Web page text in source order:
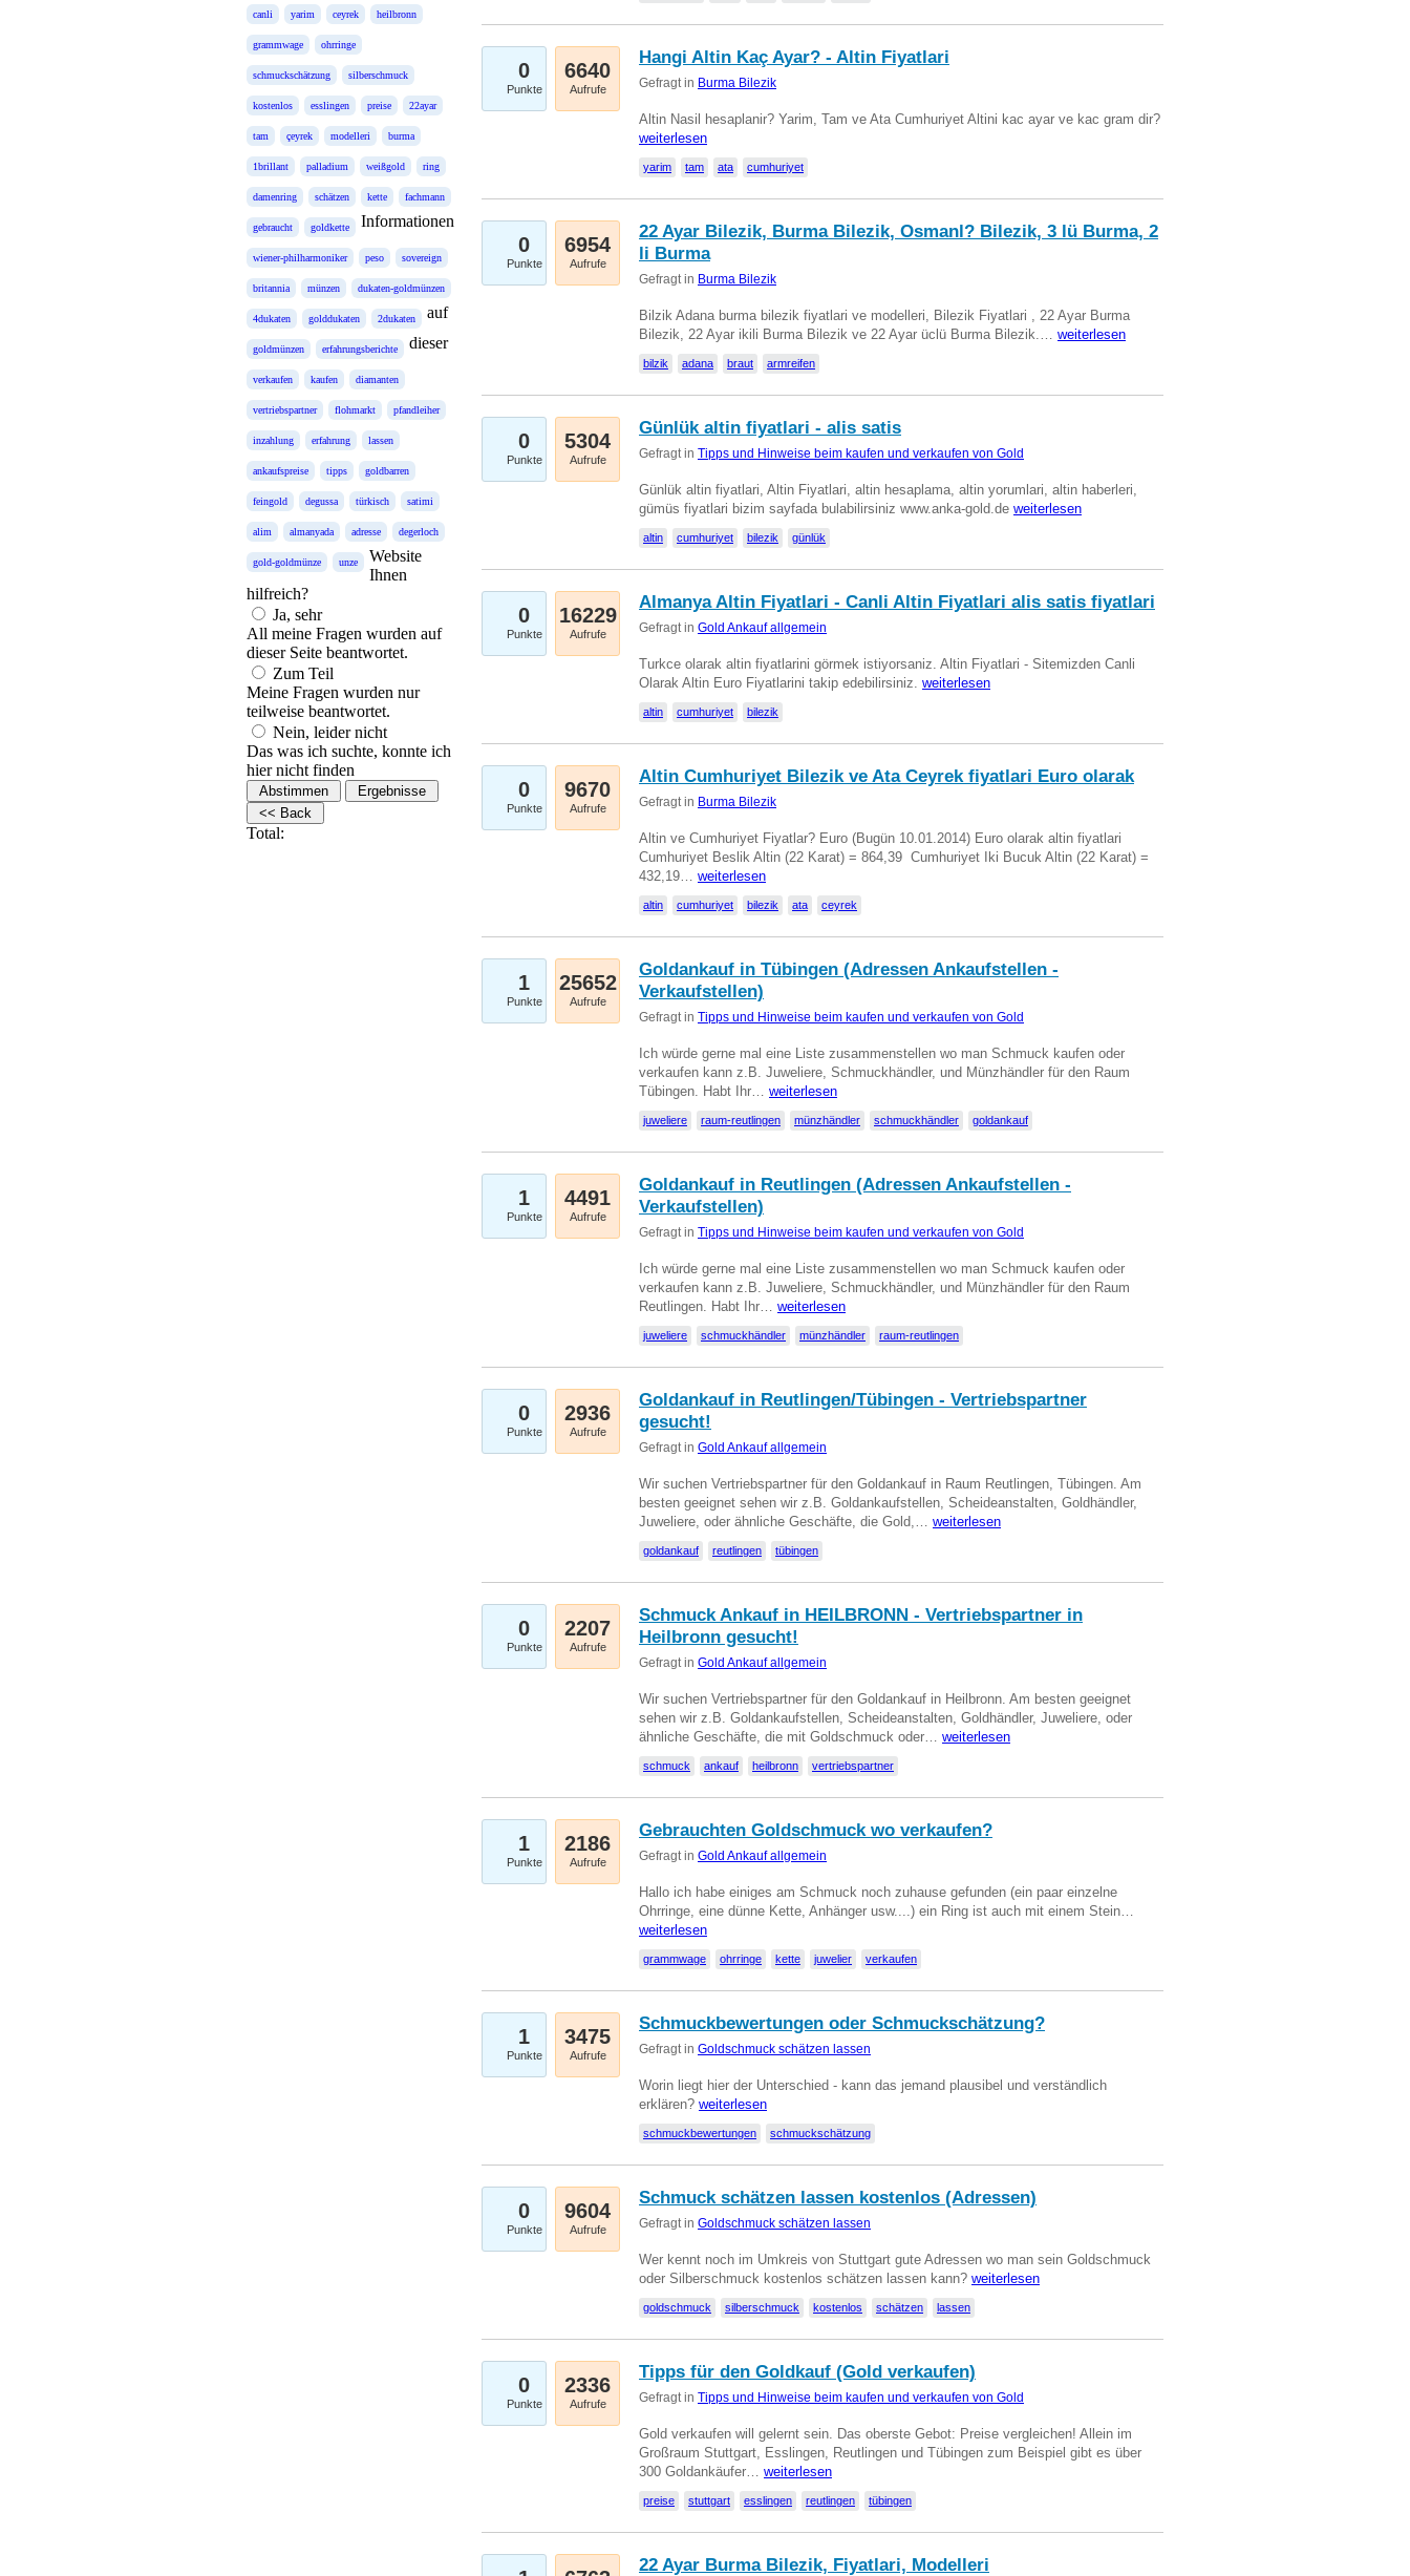
canli yarim ceyrek heilbronn
grammwage ohrringe
schmuckschätzung silberschmuck
kostenlos esslingen preise 22ayar
tam çeyrek modelleri burma
1brillant palladium weißgold ring
damenring schätzen kette fachmann
gebraucht goldkette
wiener-philharmoniker peso sovereign
britannia münzen dukaten-goldmünzen
4dukaten golddukaten 2dukaten
goldmünzen erfahrungsberichte
verkaufen kaufen diamanten
vertriebspartner flohmarkt pfandleiher
inzahlung erfahrung lassen
ankaufspreise tipps goldbarren
feingold degussa türkisch satimi
alim almanyada adresse degerloch
gold-goldmünze unze
Informationen
auf
dieser
Website
Ihnen
hilfreich?
Ja, sehr
All meine Fragen wurden auf
dieser Seite beantwortet.
Zum Teil
Meine Fragen wurden nur
teilweise beantwortet.
Nein, leider nicht
Das was ich suchte, konnte ich
hier nicht finden
Total:
0
Punkte
6640
Aufrufe
Hangi Altin Kaç Ayar? - Altin Fiyatlari
Gefragt in Burma Bilezik
Altin Nasil hesaplanir? Yarim, Tam ve Ata Cumhuriyet Altini kac ayar ve kac gram dir?
weiterlesen
yarim tam ata cumhuriyet
0
Punkte
6954
Aufrufe
22 Ayar Bilezik, Burma Bilezik, Osmanl? Bilezik, 3 lü Burma, 2
li Burma
Gefragt in Burma Bilezik
Bilzik Adana burma bilezik fiyatlari ve modelleri, Bilezik Fiyatlari , 22 Ayar Burma
Bilezik, 22 Ayar ikili Burma Bilezik ve 22 Ayar üclü Burma Bilezik.… weiterlesen
bilzik adana braut armreifen
0
Punkte
5304
Aufrufe
Günlük altin fiyatlari - alis satis
Gefragt in Tipps und Hinweise beim kaufen und verkaufen von Gold
Günlük altin fiyatlari, Altin Fiyatlari, altin hesaplama, altin yorumlari, altin haberleri,
gümüs fiyatlari bizim sayfada bulabilirsiniz www.anka-gold.de weiterlesen
altin cumhuriyet bilezik günlük
0
Punkte
16229
Aufrufe
Almanya Altin Fiyatlari - Canli Altin Fiyatlari alis satis fiyatlari
Gefragt in Gold Ankauf allgemein
Turkce olarak altin fiyatlarini görmek istiyorsaniz. Altin Fiyatlari - Sitemizden Canli
Olarak Altin Euro Fiyatlarini takip edebilirsiniz. weiterlesen
altin cumhuriyet bilezik
0
Punkte
9670
Aufrufe
Altin Cumhuriyet Bilezik ve Ata Ceyrek fiyatlari Euro olarak
Gefragt in Burma Bilezik
Altin ve Cumhuriyet Fiyatlar? Euro (Bugün 10.01.2014) Euro olarak altin fiyatlari
Cumhuriyet Beslik Altin (22 Karat) = 864,39  Cumhuriyet Iki Bucuk Altin (22 Karat) =
432,19… weiterlesen
altin cumhuriyet bilezik ata ceyrek
1
Punkte
25652
Aufrufe
Goldankauf in Tübingen (Adressen Ankaufstellen -
Verkaufstellen)
Gefragt in Tipps und Hinweise beim kaufen und verkaufen von Gold
Ich würde gerne mal eine Liste zusammenstellen wo man Schmuck kaufen oder
verkaufen kann z.B. Juweliere, Schmuckhändler, und Münzhändler für den Raum
Tübingen. Habt Ihr… weiterlesen
juweliere raum-reutlingen münzhändler schmuckhändler goldankauf
1
Punkte
4491
Aufrufe
Goldankauf in Reutlingen (Adressen Ankaufstellen -
Verkaufstellen)
Gefragt in Tipps und Hinweise beim kaufen und verkaufen von Gold
Ich würde gerne mal eine Liste zusammenstellen wo man Schmuck kaufen oder
verkaufen kann z.B. Juweliere, Schmuckhändler, und Münzhändler für den Raum
Reutlingen. Habt Ihr… weiterlesen
juweliere schmuckhändler münzhändler raum-reutlingen
0
Punkte
2936
Aufrufe
Goldankauf in Reutlingen/Tübingen - Vertriebspartner
gesucht!
Gefragt in Gold Ankauf allgemein
Wir suchen Vertriebspartner für den Goldankauf in Raum Reutlingen, Tübingen. Am
besten geeignet sehen wir z.B. Goldankaufstellen, Scheideanstalten, Goldhändler,
Juweliere, oder ähnliche Geschäfte, die Gold,… weiterlesen
goldankauf reutlingen tübingen
0
Punkte
2207
Aufrufe
Schmuck Ankauf in HEILBRONN - Vertriebspartner in
Heilbronn gesucht!
Gefragt in Gold Ankauf allgemein
Wir suchen Vertriebspartner für den Goldankauf in Heilbronn. Am besten geeignet
sehen wir z.B. Goldankaufstellen, Scheideanstalten, Goldhändler, Juweliere, oder
ähnliche Geschäfte, die mit Goldschmuck oder… weiterlesen
schmuck ankauf heilbronn vertriebspartner
1
Punkte
2186
Aufrufe
Gebrauchten Goldschmuck wo verkaufen?
Gefragt in Gold Ankauf allgemein
Hallo ich habe einiges am Schmuck noch zuhause gefunden (ein paar einzelne
Ohrringe, eine dünne Kette, Anhänger usw....) ein Ring ist auch mit einem Stein…
weiterlesen
grammwage ohrringe kette juwelier verkaufen
1
Punkte
3475
Aufrufe
Schmuckbewertungen oder Schmuckschätzung?
Gefragt in Goldschmuck schätzen lassen
Worin liegt hier der Unterschied - kann das jemand plausibel und verständlich
erklären? weiterlesen
schmuckbewertungen schmuckschätzung
0
Punkte
9604
Aufrufe
Schmuck schätzen lassen kostenlos (Adressen)
Gefragt in Goldschmuck schätzen lassen
Wer kennt noch im Umkreis von Stuttgart gute Adressen wo man sein Goldschmuck
oder Silberschmuck kostenlos schätzen lassen kann? weiterlesen
goldschmuck silberschmuck kostenlos schätzen lassen
0
Punkte
2336
Aufrufe
Tipps für den Goldkauf (Gold verkaufen)
Gefragt in Tipps und Hinweise beim kaufen und verkaufen von Gold
Gold verkaufen will gelernt sein. Das oberste Gebot: Preise vergleichen! Allein im
Großraum Stuttgart, Esslingen, Reutlingen und Tübingen zum Beispiel gibt es über
300 Goldankäufer… weiterlesen
preise stuttgart esslingen reutlingen tübingen
22 Ayar Burma Bilezik, Fiyatlari, Modelleri